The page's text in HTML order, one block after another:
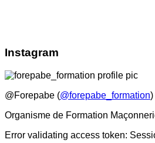
Instagram
@Forepabe (@forepabe_formation)
Organisme de Formation
Error validating access token: